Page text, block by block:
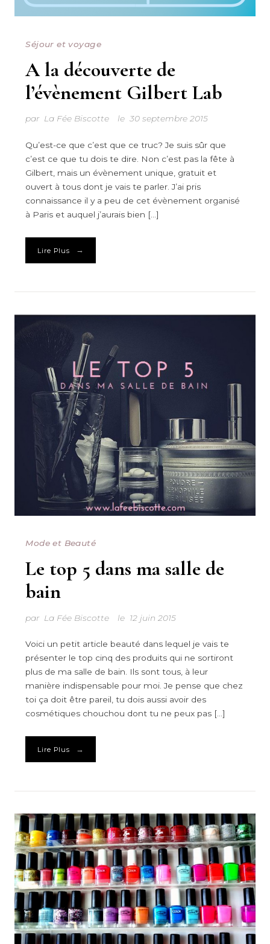
Séjour et voyage
A la découverte de
l’évènement Gilbert Lab
par La Fée Biscotte le 30 septembre 2015
Qu’est-ce que c’est que ce truc? Je suis sûr que
c’est ce que tu dois te dire. Non c’est pas la fête à
Gilbert, mais un évènement unique, gratuit et
ouvert à tous dont je vais te parler. J’ai pris
connaissance il y a peu de cet évènement organisé
à Paris et auquel j’aurais bien […]
Lire Plus →
Mode et Beauté
Le top 5 dans ma salle de
bain
par La Fée Biscotte le 12 juin 2015
Voici un petit article beauté dans lequel je vais te
présenter le top cinq des produits qui ne sortiront
plus de ma salle de bain. Ils sont tous, à leur
manière indispensable pour moi. Je pense que chez
toi ça doit être pareil, tu dois aussi avoir des
cosmétiques chouchou dont tu ne peux pas […]
Lire Plus →